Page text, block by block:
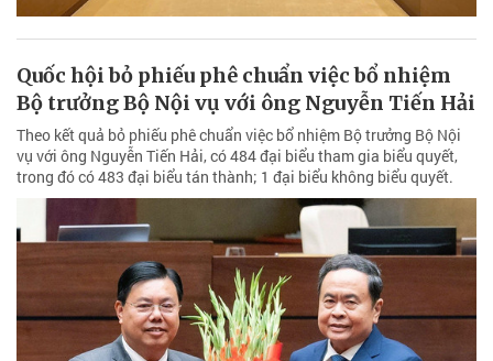
Quốc hội bỏ phiếu phê chuẩn việc bổ nhiệm
Bộ trưởng Bộ Nội vụ với ông Nguyễn Tiến Hải
Theo kết quả bỏ phiếu phê chuẩn việc bổ nhiệm Bộ trưởng Bộ Nội
vụ với ông Nguyễn Tiến Hải, có 484 đại biểu tham gia biểu quyết,
trong đó có 483 đại biểu tán thành; 1 đại biểu không biểu quyết.